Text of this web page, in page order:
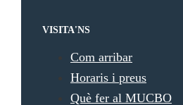
VISITA'NS
Com arribar
Horaris i preus
Què fer al MUCBO